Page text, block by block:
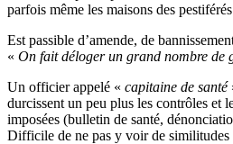
parfois même les maisons des
Est passible d’amende, de
« On fait déloger un grand nombre de
Un officier appelé « capitaine de santé
durcissent un peu plus les contrôles et
imposées (bulletin de santé,
Difficile de ne pas y voir de similitudes